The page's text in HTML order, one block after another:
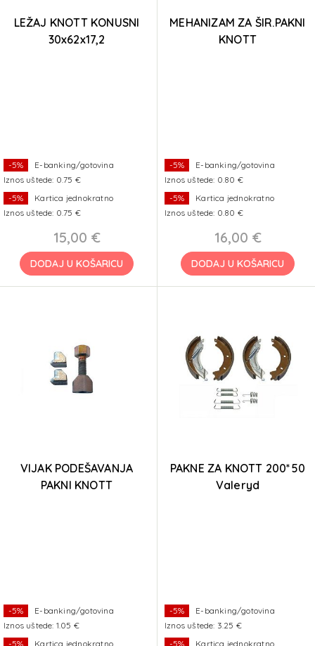
LEŽAJ KNOTT KONUSNI
30x62x17,2
-5%
E-banking/gotovina
Iznos uštede: 0.75 €
-5%
Kartica jednokratno
Iznos uštede: 0.75 €
15,00 €
DODAJ U KOŠARICU
MEHANIZAM ZA ŠIR.PAKNI
KNOTT
-5%
E-banking/gotovina
Iznos uštede: 0.80 €
-5%
Kartica jednokratno
Iznos uštede: 0.80 €
16,00 €
DODAJ U KOŠARICU
VIJAK PODEŠAVANJA
PAKNI KNOTT
-5%
E-banking/gotovina
Iznos uštede: 1.05 €
-5%
Kartica jednokratno
PAKNE ZA KNOTT 200*50
Valeryd
-5%
E-banking/gotovina
Iznos uštede: 3.25 €
-5%
Kartica jednokratno